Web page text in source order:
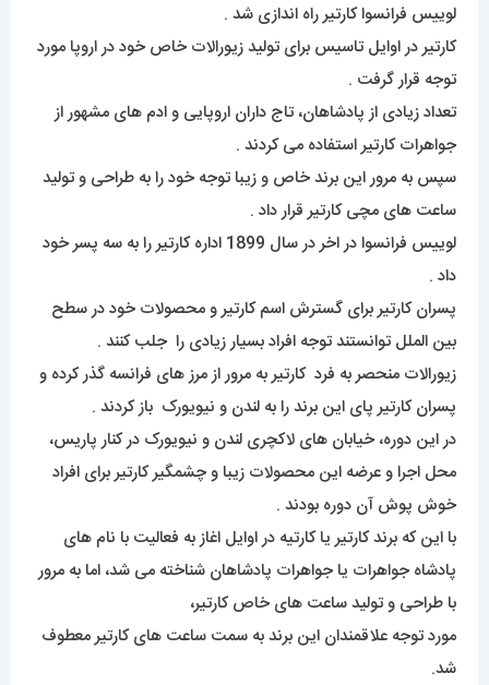
لوییس فرانسوا کارتیر راه اندازی شد .
کارتیر در اوایل تاسیس برای تولید زیورالات خاص خود در اروپا مورد
توجه قرار گرفت .
تعداد زیادی از پادشاهان، تاج داران اروپایی و ادم های مشهور از
جواهرات کارتیر استفاده می کردند .
سپس به مرور این برند خاص و زیبا توجه خود را به طراحی و تولید
ساعت های مچی کارتیر قرار داد .
لوییس فرانسوا در اخر در سال 1899 اداره کارتیر را به سه پسر خود
داد .
پسران کارتیر برای گسترش اسم کارتیر و محصولات خود در سطح
بین الملل توانستند توجه افراد بسیار زیادی را جلب کنند .
زیورالات منحصر به فرد کارتیر به مرور از مرز های فرانسه گذر کرده و
پسران کارتیر پای این برند را به لندن و نیویورک باز کردند .
در این دوره، خیابان های لاکچری لندن و نیویورک در کنار پاریس،
محل اجرا و عرضه این محصولات زیبا و چشمگیر کارتیر برای افراد
خوش پوش آن دوره بودند .
با این که برند کارتیر یا کارتیه در اوایل اغاز به فعالیت با نام های
پادشاه جواهرات یا جواهرات پادشاهان شناخته می شد، اما به مرور
با طراحی و تولید ساعت های خاص کارتیر،
مورد توجه علاقمندان این برند به سمت ساعت های کارتیر معطوف
شد.